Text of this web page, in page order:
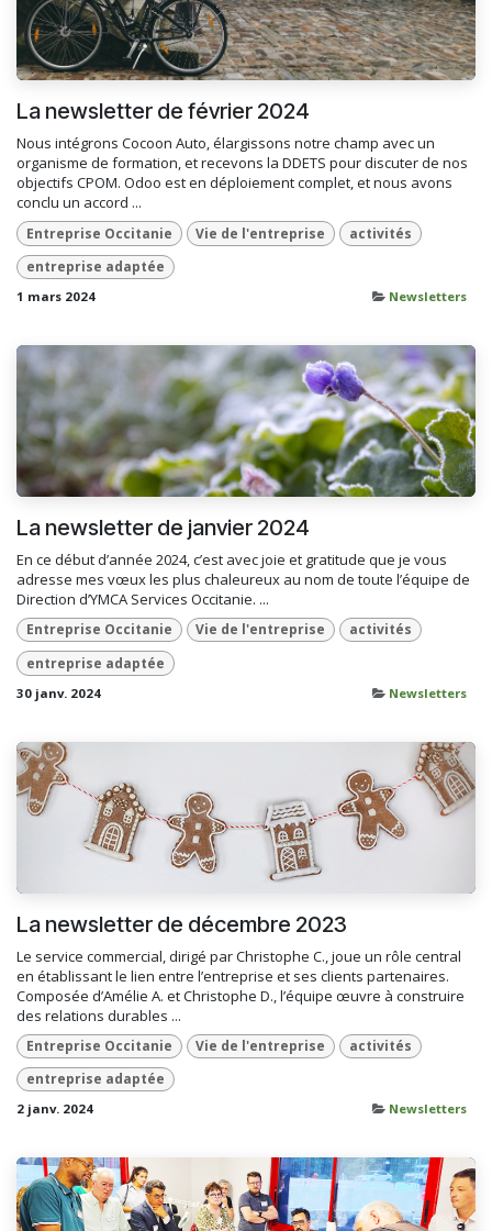
La newsletter de février 2024
Nous intégrons Cocoon Auto, élargissons notre champ avec un
organisme de formation, et recevons la DDETS pour discuter de nos
objectifs CPOM. Odoo est en déploiement complet, et nous avons
conclu un accord ...
Entreprise Occitanie Vie de l'entreprise
activités
entreprise adaptée
1 mars 2024 Newsletters
La newsletter de janvier 2024
En ce début d’année 2024, c’est avec joie et gratitude que je vous
adresse mes vœux les plus chaleureux au nom de toute l’équipe de
Direction d’YMCA Services Occitanie. ...
Entreprise Occitanie Vie de l'entreprise
activités
entreprise adaptée
30 janv. 2024 Newsletters
La newsletter de décembre 2023
Le service commercial, dirigé par Christophe C., joue un rôle central
en établissant le lien entre l’entreprise et ses clients partenaires.
Composée d’Amélie A. et Christophe D., l’équipe œuvre à construire
des relations durables ...
Entreprise Occitanie Vie de l'entreprise
activités
entreprise adaptée
2 janv. 2024 Newsletters